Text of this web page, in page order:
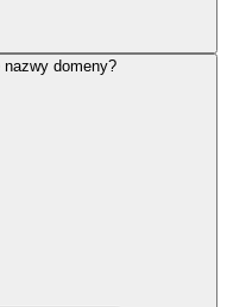
nazwy domeny?